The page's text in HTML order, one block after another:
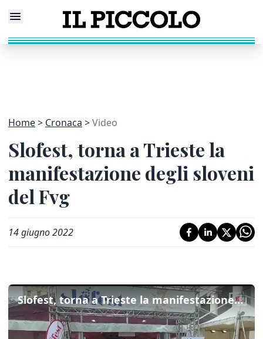
Home Cronaca Video
Slofest, torna a Trieste la
manifestazione degli sloveni
del Fvg
14 giugno 2022
Slofest, torna a Trieste la manifestazione degli sloveni del Fvg